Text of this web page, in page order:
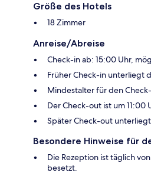
Größe des Hotels
18 Zimmer
Anreise/Abreise
Check-in ab: 15:00 Uhr,
Früher Check-in unterliegt
Mindestalter für den
Der Check-out ist um 11:00
Später Check-out
Besondere Hinweise für
Die Rezeption ist täglich
besetzt.